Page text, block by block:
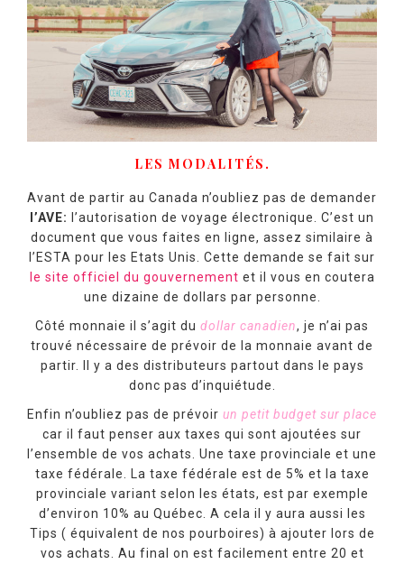
LES MODALITÉS.
Avant de partir au Canada n’oubliez pas de demander
l’AVE:
l’autorisation de voyage électronique. C’est un
document que vous faites en ligne, assez similaire à
l’ESTA pour les Etats Unis. Cette demande se fait sur
le site officiel du gouvernement et il vous en coutera
une dizaine de dollars par personne.
Côté monnaie il s’agit du dollar canadien, je n’ai pas
trouvé nécessaire de prévoir de la monnaie avant de
partir. Il y a des distributeurs partout dans le pays
donc pas d’inquiétude.
Enfin n’oubliez pas de prévoir un petit budget sur place
car il faut penser aux taxes qui sont ajoutées sur
l’ensemble de vos achats. Une taxe provinciale et une
taxe fédérale. La taxe fédérale est de 5% et la taxe
provinciale variant selon les états, est par exemple
d’environ 10% au Québec. A cela il y aura aussi les
Tips ( équivalent de nos pourboires) à ajouter lors de
vos achats. Au final on est facilement entre 20 et